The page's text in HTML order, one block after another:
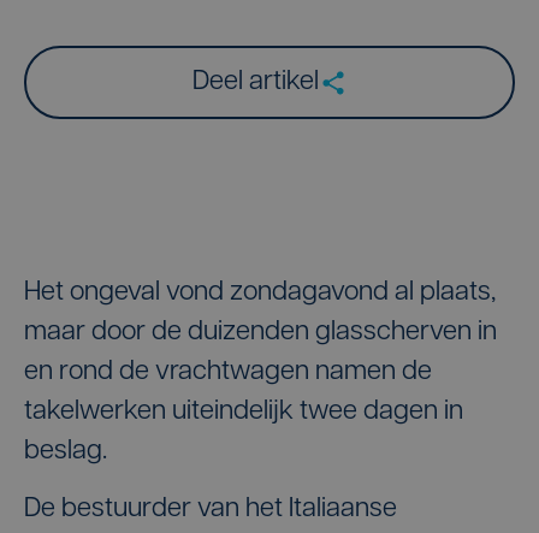
Deel artikel
Het ongeval vond zondagavond al plaats,
maar door de duizenden glasscherven in
en rond de vrachtwagen namen de
takelwerken uiteindelijk twee dagen in
beslag.
De bestuurder van het Italiaanse